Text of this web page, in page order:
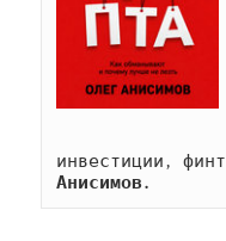
инвестиции,
Анисимов.